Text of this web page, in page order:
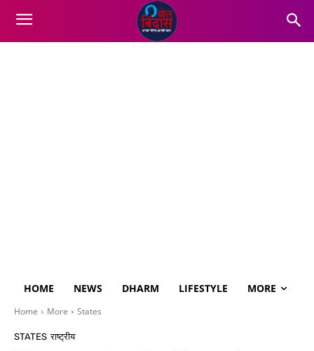
HOME NEWS DHARM LIFESTYLE MORE
Home More States
STATES राष्ट्रीय